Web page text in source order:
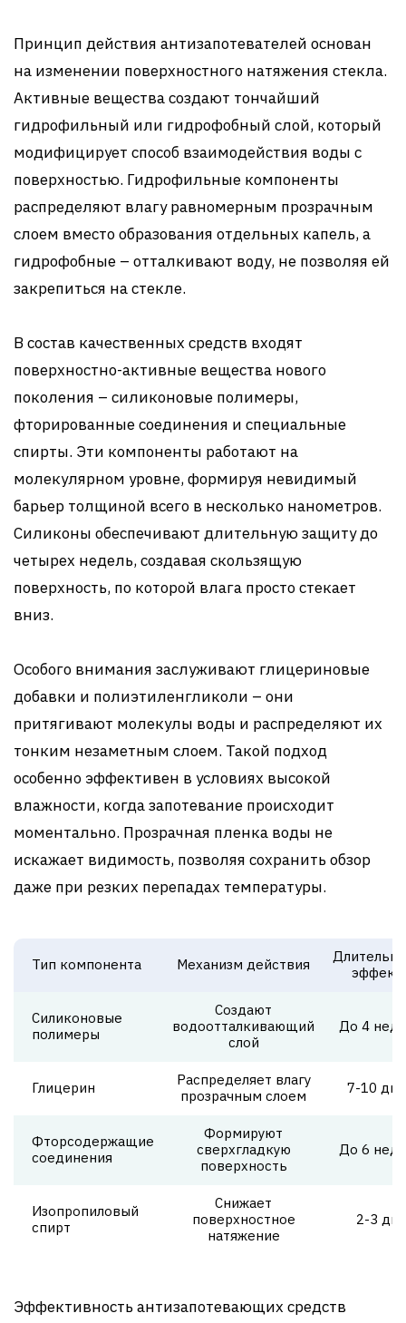
Принцип действия антизапотевателей основан
на изменении поверхностного натяжения стекла.
Активные вещества создают тончайший
гидрофильный или гидрофобный слой, который
модифицирует способ взаимодействия воды с
поверхностью. Гидрофильные компоненты
распределяют влагу равномерным прозрачным
слоем вместо образования отдельных капель, а
гидрофобные – отталкивают воду, не позволяя ей
закрепиться на стекле.
В состав качественных средств входят
поверхностно-активные вещества нового
поколения – силиконовые полимеры,
фторированные соединения и специальные
спирты. Эти компоненты работают на
молекулярном уровне, формируя невидимый
барьер толщиной всего в несколько нанометров.
Силиконы обеспечивают длительную защиту до
четырех недель, создавая скользящую
поверхность, по которой влага просто стекает
вниз.
Особого внимания заслуживают глицериновые
добавки и полиэтиленгликоли – они
притягивают молекулы воды и распределяют их
тонким незаметным слоем. Такой подход
особенно эффективен в условиях высокой
влажности, когда запотевание происходит
моментально. Прозрачная пленка воды не
искажает видимость, позволяя сохранить обзор
даже при резких перепадах температуры.
Тип компонента Механизм действия
Силиконовые
полимеры
Создают
водоотталкивающий
слой
До 4
Глицерин
Распределяет влагу
прозрачным слоем
7-10
Фторсодержащие
соединения
Формируют
сверхгладкую
поверхность
До 6
Изопропиловый
спирт
Снижает
поверхностное
натяжение
2-3 дня
Эффективность антизапотевающих средств